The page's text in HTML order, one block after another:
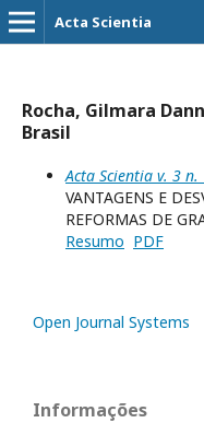
Acta Scientia
Rocha, Gilmara
Brasil
Acta Scientia v. 3 n.
VANTAGENS E
REFORMAS DE
Resumo PDF
Open Journal Systems
Informações